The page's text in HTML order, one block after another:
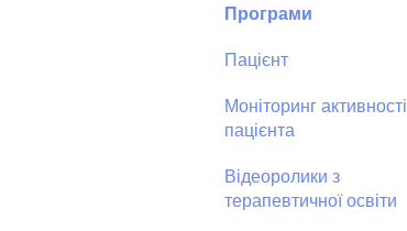
Програми
Пацієнт
Моніторинг активності
пацієнта
Відеоролики з
терапевтичної освіти